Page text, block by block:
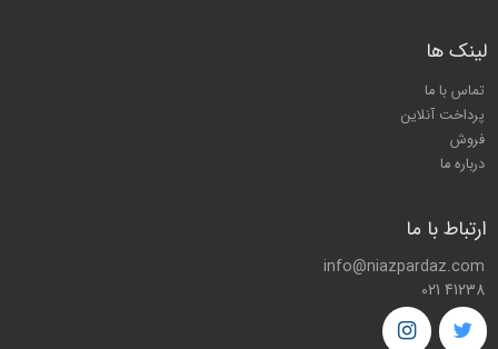
لینک ها
تماس با ما
پرداخت آنلاین
فروش
درباره ما
ارتباط با ما
info@niazpardaz.com
021 41238